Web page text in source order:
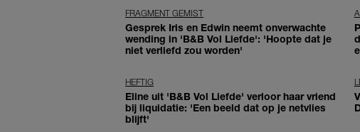
FRAGMENT GEMIST
Gesprek Iris en Edwin neemt onverwachte
wending in 'B&B Vol Liefde': 'Hoopte dat je
niet verliefd zou worden'
HEFTIG
Eline uit 'B&B Vol Liefde' verloor haar vriend
bij liquidatie: 'Een beeld dat op je netvlies
blijft'